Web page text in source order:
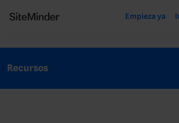
Empieza ya
Recursos